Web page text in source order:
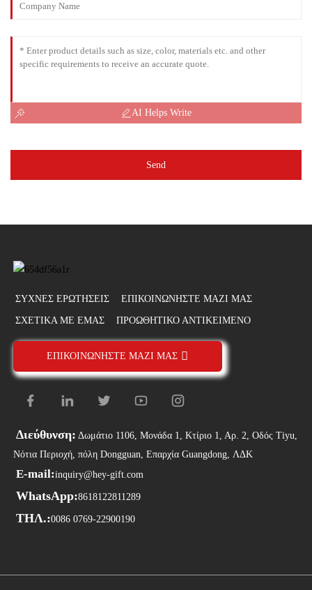
AI Helps Write
Send
ΣΥΧΝΈΣ ΕΡΩΤΉΣΕΙΣ ΕΠΙΚΟΙΝΩΝΉΣΤΕ ΜΑΖΊ ΜΑΣ
ΣΧΕΤΙΚΑ ΜΕ ΕΜΑΣ ΠΡΟΩΘΗΤΙΚΌ ΑΝΤΙΚΕΊΜΕΝΟ
ΕΠΙΚΟΙΝΩΝΉΣΤΕ ΜΑΖΊ ΜΑΣ
Διεύθυνση: Δωμάτιο 1106, Μονάδα 1, Κτίριο 1, Αρ. 2, Οδός Tiyu,
Νότια Περιοχή, πόλη Dongguan, Επαρχία Guangdong, ΛΔΚ
E-mail:inquiry@hey-gift.com
WhatsApp:8618122811289
ΤΗΛ.:0086 0769-22900190